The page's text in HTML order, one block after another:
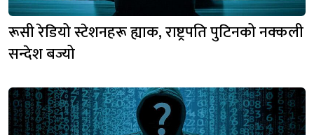
रूसी रेडियो स्टेशनहरू ह्याक, राष्ट्रपति पुटिनको नक्कली
सन्देश बज्यो